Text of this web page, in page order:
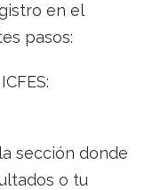
en el
pasos:
sección donde
o tu